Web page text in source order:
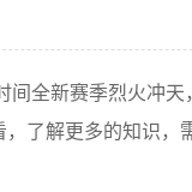
间全新赛季烈火冲
了解更多的知识，